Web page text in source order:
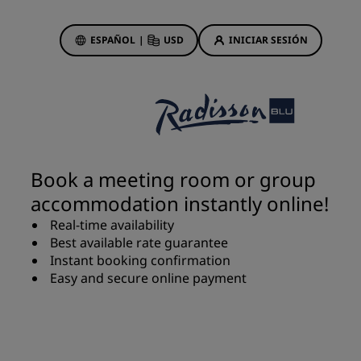
ESPAÑOL | USD INICIAR SESIÓN
Ofertas de hotel
A la primera va la vencida
Ofertas especiales
Reservar con antelación
Consultar nuestros paquetes
Book a meeting room or group
accommodation instantly online!
Real-time availability
Best available rate guarantee
Instant booking confirmation
Easy and secure online payment